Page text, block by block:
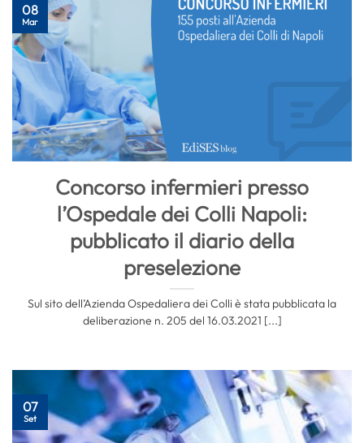
Concorso infermieri presso
l’Ospedale dei Colli Napoli:
pubblicato il diario della
preselezione
Sul sito dell’Azienda Ospedaliera dei Colli è stata pubblicata la
deliberazione n. 205 del 16.03.2021 [...]
08
Mar
07
Set